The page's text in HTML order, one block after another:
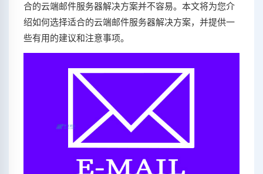
合的云端邮件服务器解决方案并不容易。本文将为您介
绍如何选择适合的云端邮件服务器解决方案，并提供一
些有用的建议和注意事项。